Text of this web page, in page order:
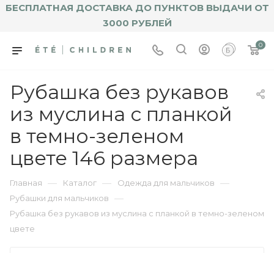
БЕСПЛАТНАЯ ДОСТАВКА ДО ПУНКТОВ ВЫДАЧИ ОТ
3000 РУБЛЕЙ
0
Рубашка без рукавов
из муслина с планкой
в темно-зеленом
цвете 146 размера
Главная — Каталог — Одежда для мальчиков —
Рубашки для мальчиков —
Рубашка без рукавов из муслина с планкой в темно-зеленом
цвете